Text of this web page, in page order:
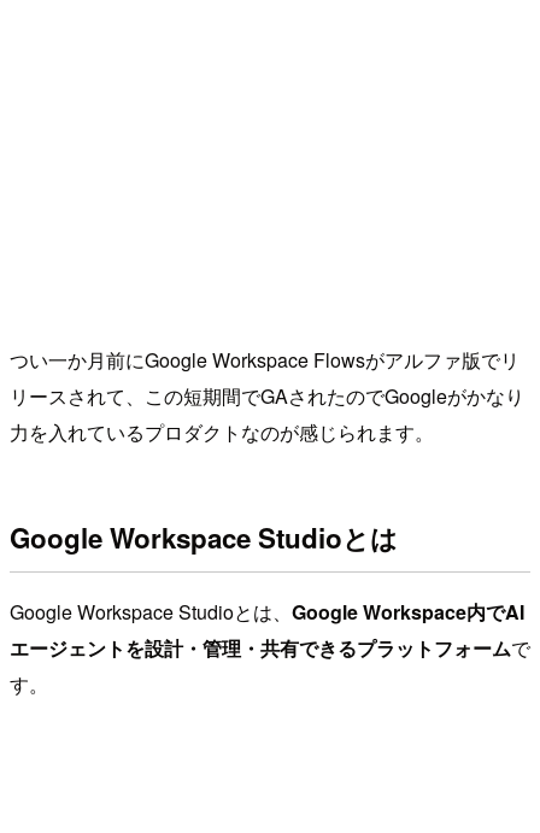
つい一か月前にGoogle Workspace Flowsがアルファ版でリ
リースされて、この短期間でGAされたのでGoogleがかなり
力を入れているプロダクトなのが感じられます。
Google Workspace Studioとは
Google Workspace Studioとは、 Google Workspace内でAI
エージェントを設計・管理・共有できるプラットフォームで
す。